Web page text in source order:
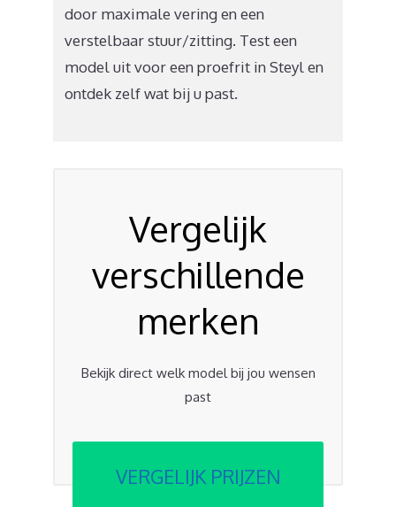
door maximale vering en een
verstelbaar stuur/zitting. Test een
model uit voor een proefrit in Steyl en
ontdek zelf wat bij u past.
Vergelijk
verschillende
merken
Bekijk direct welk model bij jou wensen
past
VERGELIJK PRIJZEN